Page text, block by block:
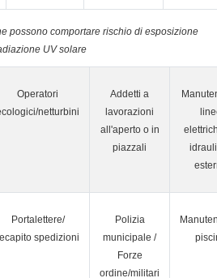
possono comportare rischio di esposizione
UV solare
Operatori
netturbini
Addetti a
lavorazioni
all'aperto o in
piazzali
Portalettere/
spedizioni
Polizia
municipale /
Forze
ordine/militari